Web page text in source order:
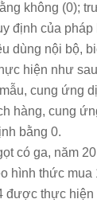
không (0);
định của
dùng nội bộ,
hiện như
cung ứng
hàng, cung
bằng 0.
có ga, năm
hình thức
thực